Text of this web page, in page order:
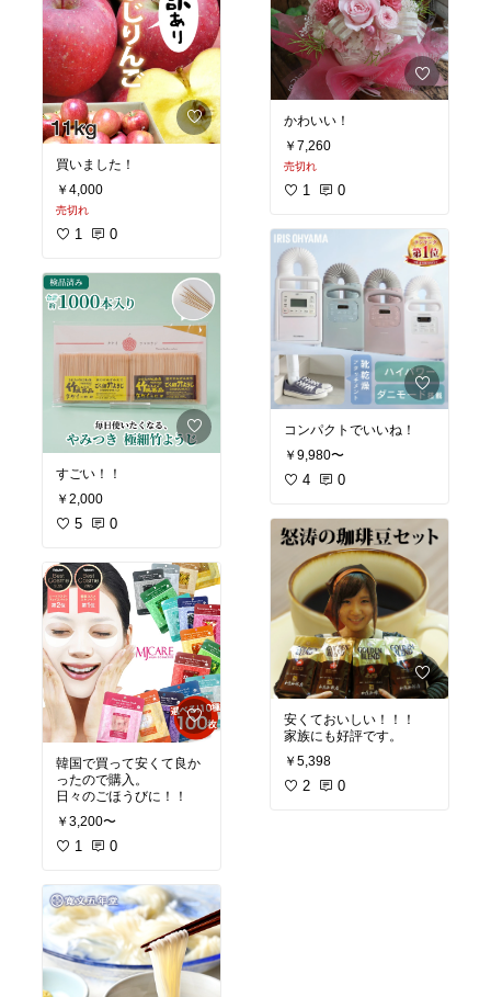
買いました！
￥4,000
売切れ
1 0
すごい！！
￥2,000
5 0
韓国で買って安くて良か
ったので購入。
日々のごほうびに！！
￥3,200〜
1 0
かわいい！
￥7,260
売切れ
1 0
コンパクトでいいね！
￥9,980〜
4 0
安くておいしい！！！
家族にも好評です。
￥5,398
2 0